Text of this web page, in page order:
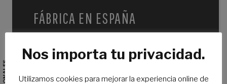
FÁBRICA EN ESPAÑA
Sin intermediarios. Sin depender de terceros.
Nos importa tu privacidad.
Utilizamos cookies para mejorar la experiencia online de